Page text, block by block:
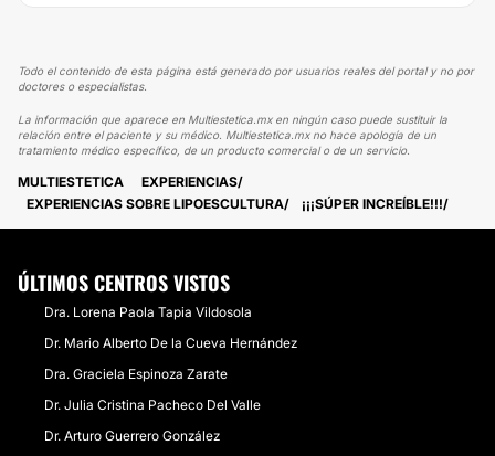
Todo el contenido de esta página está generado por usuarios reales del portal y no por
doctores o especialistas.
La información que aparece en Multiestetica.mx en ningún caso puede sustituir la
relación entre el paciente y su médico. Multiestetica.mx no hace apología de un
tratamiento médico específico, de un producto comercial o de un servicio.
MULTIESTETICA
EXPERIENCIAS
EXPERIENCIAS SOBRE LIPOESCULTURA
¡¡¡SÚPER INCREÍBLE!!!
ÚLTIMOS CENTROS VISTOS
Dra. Lorena Paola Tapia Vildosola
Dr. Mario Alberto De la Cueva Hernández
Dra. Graciela Espinoza Zarate
Dr. Julia Cristina Pacheco Del Valle
Dr. Arturo Guerrero González